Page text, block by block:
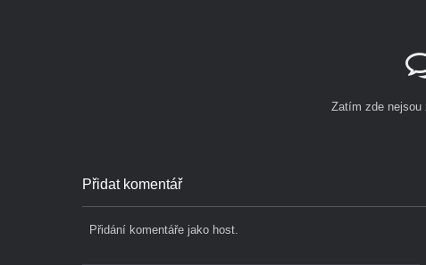
Zatím zde nejsou
Přidat komentář
Přidání komentáře jako host.